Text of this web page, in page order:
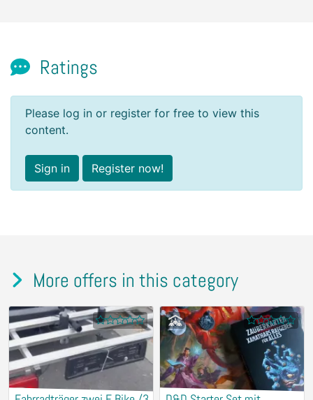
Ratings
Please log in or register for free to view this
content.
Sign in Register now!
More offers in this category